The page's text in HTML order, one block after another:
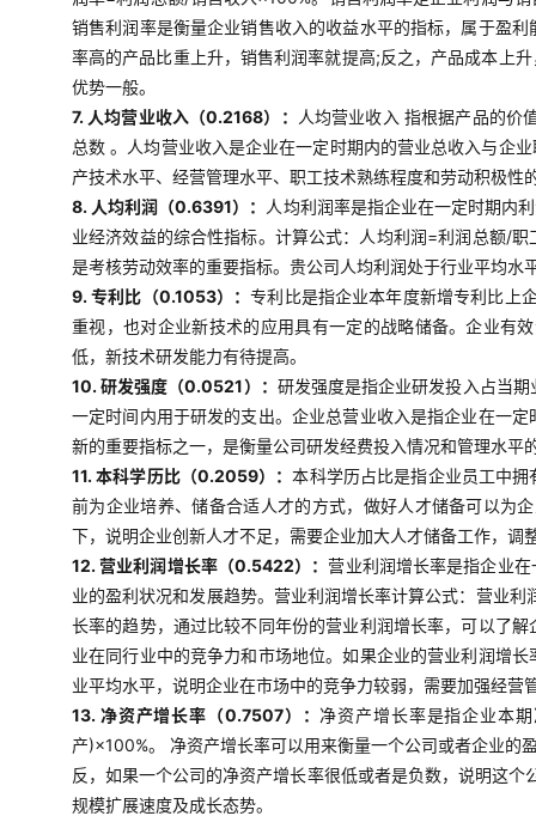
销售利润率是衡量企业销售收入的收益水平的指标，属于盈
率高的产品比重上升，销售利润率就提高;反之，产品成本上
优势一般。
7. 人均营业收入（0.2168）：
人均营业收入 指根据产品的价
总数 。人均营业收入是企业在一定时期内的营业总收入与企
产技术水平、经营管理水平、职工技术熟练程度和劳动积极
8. 人均利润（0.6391）： 人均利润率是指企业在一定时期内
业经济效益的综合性指标。计算公式：人均利润=利润总额/
是考核劳动效率的重要指标。贵公司人均利润处于行业平均
9. 专利比（0.1053）：专利比是指企业本年度新增专利比上
重视，也对企业新技术的应用具有一定的战略储备。企业有
低，新技术研发能力有待提高。
10. 研发强度（0.0521）： 研发强度是指企业研发投入占当
一定时间内用于研发的支出。企业总营业收入是指企业在一
新的重要指标之一，是衡量公司研发经费投入情况和管理水
11. 本科学历比（0.2059）：本科学历占比是指企业员工中
前为企业培养、储备合适人才的方式，做好人才储备可以为
下，说明企业创新人才不足，需要企业加大人才储备工作，调
12. 营业利润增长率（0.5422）：营业利润增长率是指企业
业的盈利状况和发展趋势。营业利润增长率计算公式：营业
长率的趋势，通过比较不同年份的营业利润增长率，可以了
业在同行业中的竞争力和市场地位。如果企业的营业利润增
业平均水平，说明企业在市场中的竞争力较弱，需要加强经
13. 净资产增长率（0.7507）： 净资产增长率是指企业本
产)×100%。 净资产增长率可以用来衡量一个公司或者企业的
反，如果一个公司的净资产增长率很低或者是负数，说明这
规模扩展速度及成长态势。